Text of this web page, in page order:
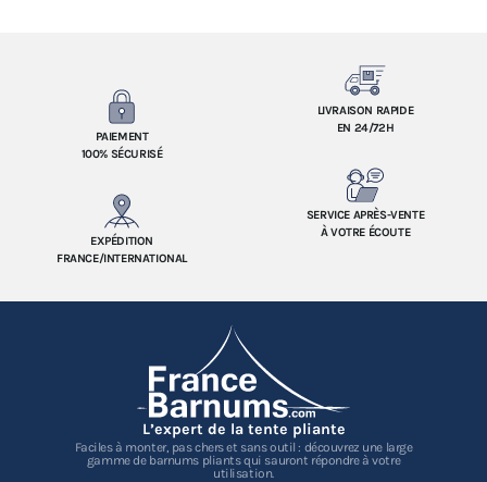
PAIEMENT
100% SÉCURISÉ
LIVRAISON RAPIDE
EN 24/72H
EXPÉDITION
FRANCE/INTERNATIONAL
SERVICE APRÈS-VENTE
À VOTRE ÉCOUTE
L’expert de la tente pliante
Faciles à monter, pas chers et sans outil : découvrez une large
gamme de barnums pliants qui sauront répondre à votre
utilisation.